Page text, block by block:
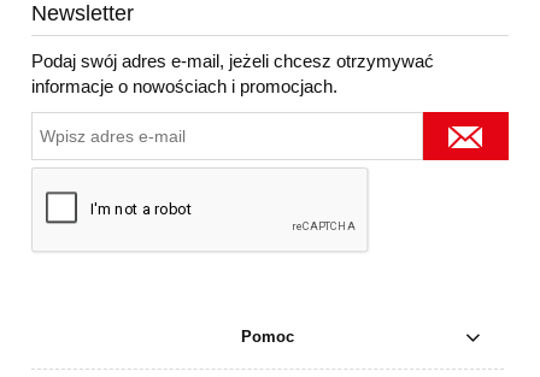
Newsletter
Podaj swój adres e-mail, jeżeli chcesz otrzymywać
informacje o nowościach i promocjach.
Pomoc